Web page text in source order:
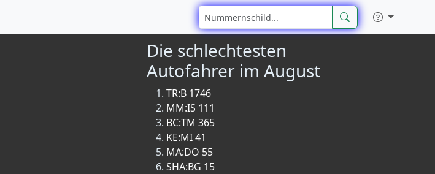
Die schlechtesten
Autofahrer im August
TR:B 1746
MM:IS 111
BC:TM 365
KE:MI 41
MA:DO 55
SHA:BG 15